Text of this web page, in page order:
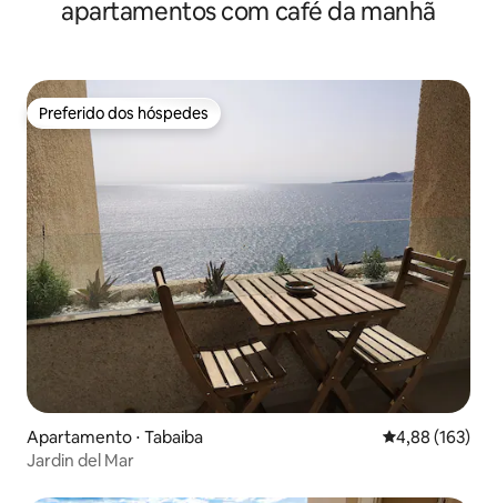
apartamentos com café da manhã
Preferido dos hóspedes
Preferido dos hóspedes
Apartamento ⋅ Tabaiba 4,88 de uma
4,88 (163)
Jardin del Mar